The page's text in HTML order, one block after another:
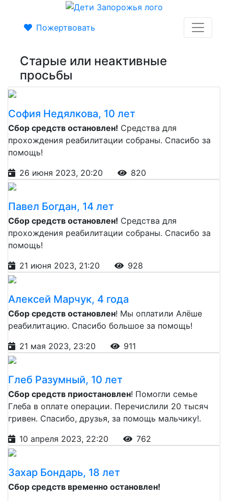
Пожертвовать
Старые или неактивные
просьбы
София Недялкова, 10 лет
Сбор средств остановлен! Средства для
прохождения реабилитации собраны. Спасибо за
помощь!
26 июня 2023, 20:20
820
Павел Богдан, 14 лет
Сбор средств остановлен! Средства для
прохождения реабилитации собраны. Спасибо за
помощь!
21 июня 2023, 21:20
928
Алексей Марчук, 4 года
Сбор средств остановлен! Мы оплатили Алёше
реабилитацию. Спасибо большое за помощь!
21 мая 2023, 23:20
911
Глеб Разумный, 10 лет
Сбор средств приостановлен! Помогли семье
Глеба в оплате операции. Перечислили 20 тысяч
гривен. Спасибо, друзья, за помощь мальчику!.
10 апреля 2023, 22:20
762
Захар Бондарь, 18 лет
Сбор средств временно остановлен!